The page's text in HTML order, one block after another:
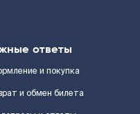
ответы
и покупка
и обмен билета